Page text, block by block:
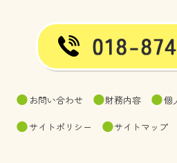
お問い合わせ 財務内容 個
サイトポリシー サイトマップ